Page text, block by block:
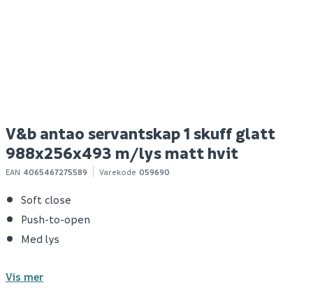
V&b antao servantskap 1 skuff glatt
988x256x493 m/lys matt hvit
EAN 4065467275589 Varekode 059690
Soft close
Push-to-open
Med lys
Vis mer